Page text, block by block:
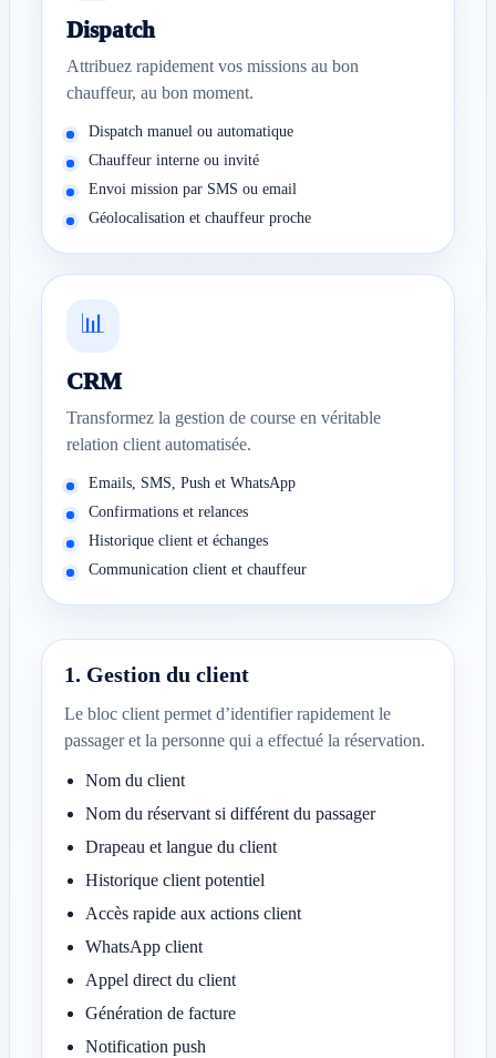
Dispatch
Attribuez rapidement vos missions au bon
chauffeur, au bon moment.
Dispatch manuel ou automatique
Chauffeur interne ou invité
Envoi mission par SMS ou email
Géolocalisation et chauffeur proche
📊
CRM
Transformez la gestion de course en véritable
relation client automatisée.
Emails, SMS, Push et WhatsApp
Confirmations et relances
Historique client et échanges
Communication client et chauffeur
1. Gestion du client
Le bloc client permet d’identifier rapidement le
passager et la personne qui a effectué la réservation.
Nom du client
Nom du réservant si différent du passager
Drapeau et langue du client
Historique client potentiel
Accès rapide aux actions client
WhatsApp client
Appel direct du client
Génération de facture
Notification push